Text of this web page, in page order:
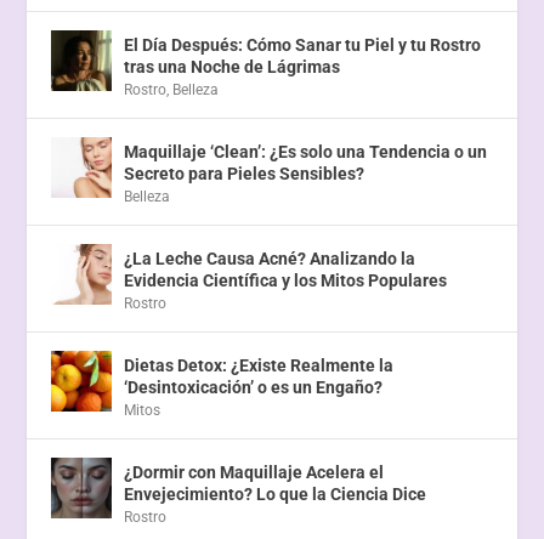
El Día Después: Cómo Sanar tu Piel y tu Rostro
tras una Noche de Lágrimas
Rostro, Belleza
Maquillaje ‘Clean’: ¿Es solo una Tendencia o un
Secreto para Pieles Sensibles?
Belleza
¿La Leche Causa Acné? Analizando la
Evidencia Científica y los Mitos Populares
Rostro
Dietas Detox: ¿Existe Realmente la
‘Desintoxicación’ o es un Engaño?
Mitos
¿Dormir con Maquillaje Acelera el
Envejecimiento? Lo que la Ciencia Dice
Rostro